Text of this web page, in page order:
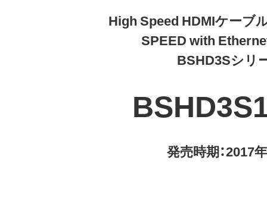
High Speed HDMIケーブ
SPEED with
BSHD3Sシリ
発売時期：2017